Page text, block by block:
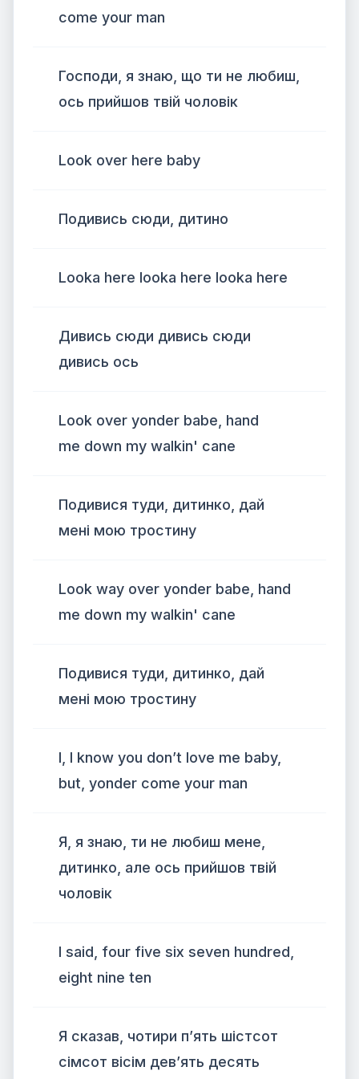
come your man
Господи, я знаю, що ти не любиш,
ось прийшов твій чоловік
Look over here baby
Подивись сюди, дитино
Looka here looka here looka here
Дивись сюди дивись сюди
дивись ось
Look over yonder babe, hand
me down my walkin' cane
Подивися туди, дитинко, дай
мені мою тростину
Look way over yonder babe, hand
me down my walkin' cane
Подивися туди, дитинко, дай
мені мою тростину
I, I know you don’t love me baby,
but, yonder come your man
Я, я знаю, ти не любиш мене,
дитинко, але ось прийшов твій
чоловік
I said, four five six seven hundred,
eight nine ten
Я сказав, чотири п’ять шістсот
сімсот вісім дев’ять десять